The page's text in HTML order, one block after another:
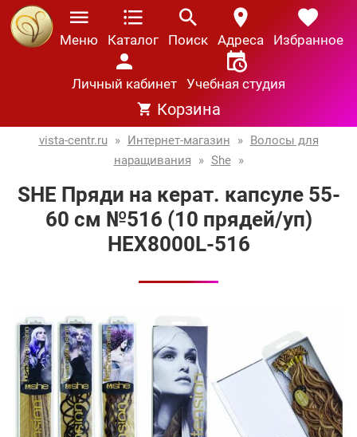
Меню Каталог Поиск Адреса Избранное
Личный кабинет Учебная студия
Корзина
vista-centr.ru » Интернет-магазин » Волосы для
наращивания
» She »
SHE Пряди на керат. капсуле 55-
60 см №516 (10 прядей/уп)
HEX8000L-516